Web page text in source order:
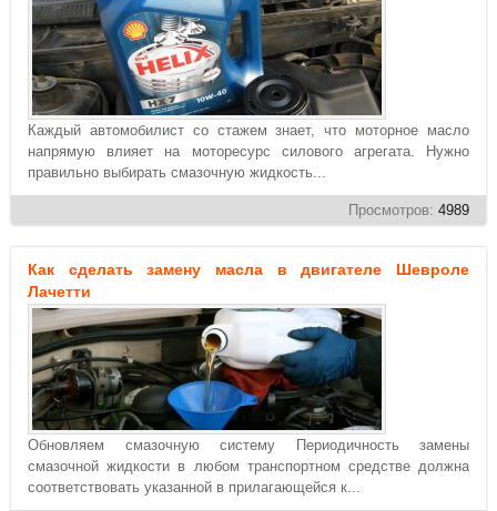
Каждый автомобилист со стажем знает, что моторное масло
напрямую влияет на моторесурс силового агрегата. Нужно
правильно выбирать смазочную жидкость...
Просмотров: 4989
Как сделать замену масла в двигателе Шевроле
Лачетти
Обновляем смазочную систему Периодичность замены
смазочной жидкости в любом транспортном средстве должна
соответствовать указанной в прилагающейся к...